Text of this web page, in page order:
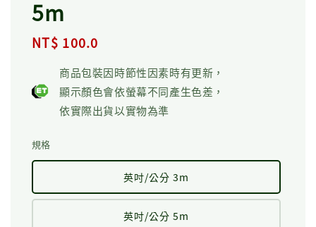
5m
Regular
NT$ 100.0
商品包裝因時節性因素時有更新，
顯示顏色會依螢幕不同產生色差，
依實際出貨以實物為準
規格
英吋/公分 3m
英吋/公分 5m